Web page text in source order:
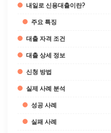
내일로 신용대출이란?
주요 특징
대출 자격 조건
대출 상세 정보
신청 방법
실제 사례 분석
성공 사례
실패 사례